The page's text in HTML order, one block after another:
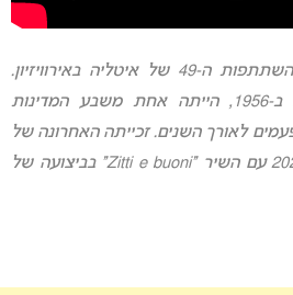
אירוויזיון 2024: זו תהיה ההשתתפות ה-49 של איטליה באירוויזיון.
איטליה הצטרפה לתחרות ב-1956, הייתה אחת משבע המדינות
לאורך השנים. זכייתה האחרונה של
איטליה הייתה באירוויזיון 2021 עם השיר “Zitti e buoni” בביצועה של